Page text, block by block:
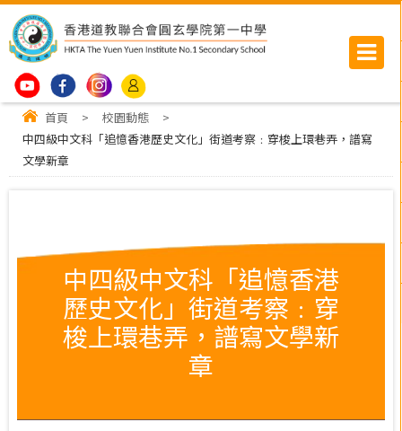
首頁 > 校園動態
>
中四級中文科「追憶香港歷史文化」街道考察﹕穿梭上環巷弄，譜寫
文學新章
中四級中文科「追憶香港
歷史文化」街道考察﹕穿
梭上環巷弄，譜寫文學新
章